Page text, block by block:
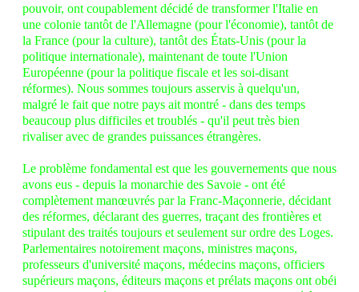
pouvoir, ont coupablement décidé de transformer l'Italie en
une colonie tantôt de l'Allemagne (pour l'économie), tantôt de
la France (pour la culture), tantôt des États-Unis (pour la
politique internationale), maintenant de toute l'Union
Européenne (pour la politique fiscale et les soi-disant
réformes). Nous sommes toujours asservis à quelqu'un,
malgré le fait que notre pays ait montré - dans des temps
beaucoup plus difficiles et troublés - qu'il peut très bien
rivaliser avec de grandes puissances étrangères.
Le problème fondamental est que les gouvernements que nous
avons eus - depuis la monarchie des Savoie - ont été
complètement manœuvrés par la Franc-Maçonnerie, décidant
des réformes, déclarant des guerres, traçant des frontières et
stipulant des traités toujours et seulement sur ordre des Loges.
Parlementaires notoirement maçons, ministres maçons,
professeurs d'université maçons, médecins maçons, officiers
supérieurs maçons, éditeurs maçons et prélats maçons ont obéi